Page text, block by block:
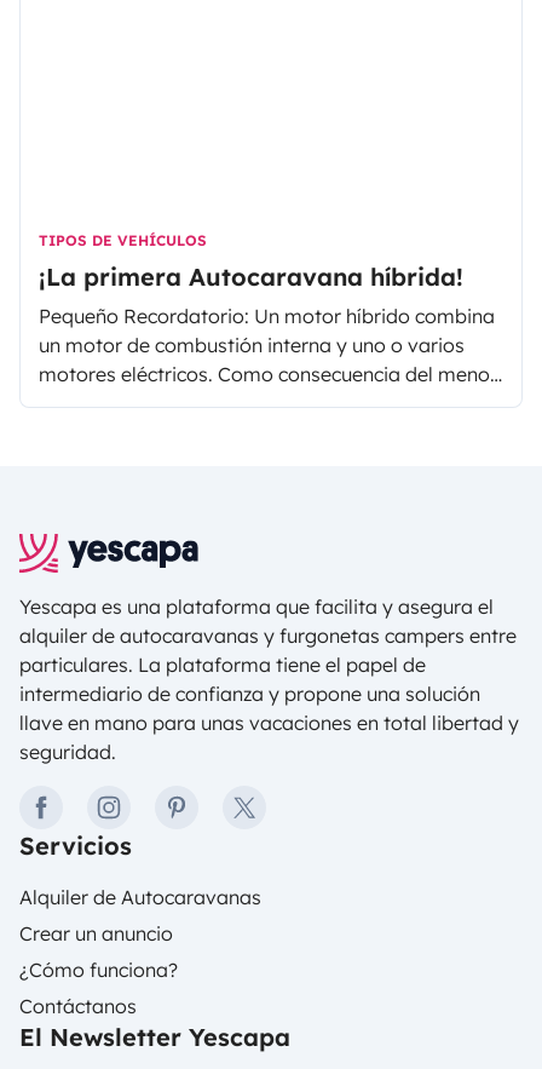
TIPOS DE VEHÍCULOS
¡La primera Autocaravana híbrida!
Pequeño Recordatorio: Un motor híbrido combina
un motor de combustión interna y uno o varios
motores eléctricos. Como consecuencia del menor
consumo energético, se obtienen beneficios
Yescapa es una plataforma que facilita y asegura el
alquiler de autocaravanas y furgonetas campers entre
particulares. La plataforma tiene el papel de
intermediario de confianza y propone una solución
llave en mano para unas vacaciones en total libertad y
seguridad.
facebookinstagrampinteresttwitter
Servicios
Alquiler de Autocaravanas
Crear un anuncio
¿Cómo funciona?
Contáctanos
El Newsletter Yescapa